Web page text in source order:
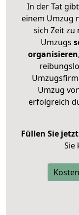
In der Tat
einem Umzug
sich Zeit zu
Umzugs
organisieren
Umzug
erfolgreich
Füllen Sie
Sie